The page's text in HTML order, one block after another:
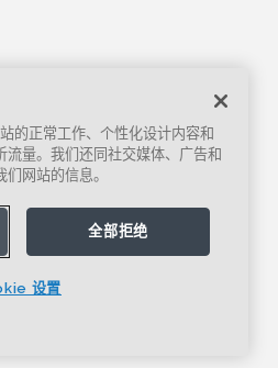
的正常工作、个性化设计内容和
流量。我们还同社交媒体、广告和
网站的信息。
全部拒绝
设置